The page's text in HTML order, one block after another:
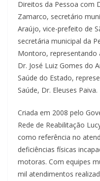
Direitos da Pessoa com
Zamarco, secretário
Araújo, vice-prefeito de
secretária municipal da
Montoro, representando
Dr. José Luiz Gomes do
Saúde do Estado,
Saúde, Dr. Eleuses Paiva.
Criada em 2008 pelo
Rede de Reabilitação
como referência no
deficiências físicas
motoras. Com equipes
mil atendimentos